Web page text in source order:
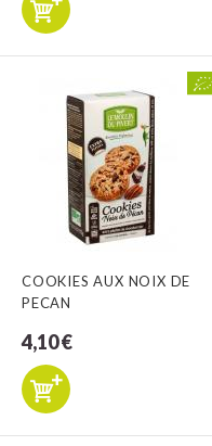
COOKIES AUX NOIX DE
PECAN
4,10 €